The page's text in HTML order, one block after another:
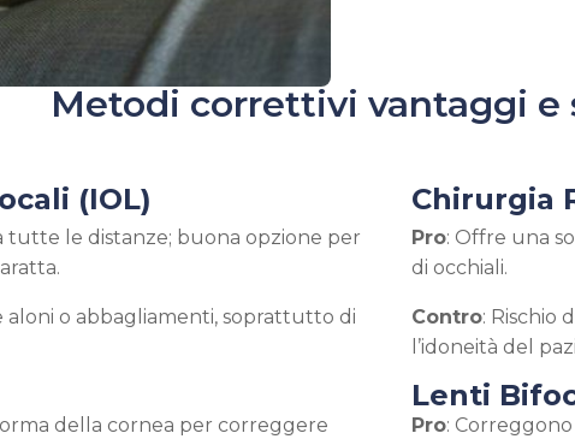
Metodi correttivi vantaggi e
(IOL)
tutte le distanze; buona opzione per
aloni o abbagliamenti, soprattutto di
della cornea per correggere
Chirurgia
Pro: Offre una
di occhiali.
Contro: Rischio
l’idoneità del
Lenti
Pro: